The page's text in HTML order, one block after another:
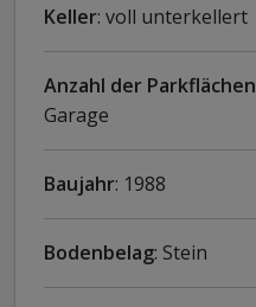
Keller: voll unterkellert
Anzahl der Parkflächen
Garage
Baujahr: 1988
Bodenbelag: Stein